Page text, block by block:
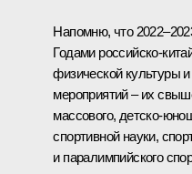
Напомню, что
Годами российско-
физической культуры
мероприятий – их
массового, детско-
спортивной науки,
и паралимпийского